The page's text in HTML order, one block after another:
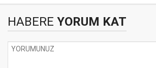
HABERE YORUM KAT